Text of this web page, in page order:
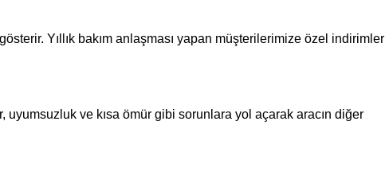
Yıllık bakım anlaşması yapan müşterilerimize özel indirimler
ve kısa ömür gibi sorunlara yol açarak aracın diğer